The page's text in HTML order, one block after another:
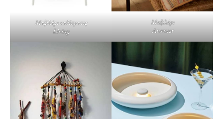
Μαξιλάρι καθίσματος
Living
Μαξιλάρι
Answear